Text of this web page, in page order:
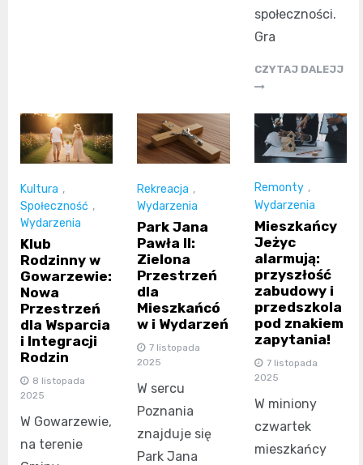
społeczności.
Gra
CZYTAJ DALEJJ
Kultura ,
Społeczność ,
Wydarzenia
Klub
Rodzinny w
Gowarzewie:
Nowa
Przestrzeń
dla Wsparcia
i Integracji
Rodzin
8 listopada
2025
W Gowarzewie,
na terenie
Rekreacja ,
Wydarzenia
Park Jana
Pawła II:
Zielona
Przestrzeń
dla
Mieszkańcó
w i Wydarzeń
7 listopada
2025
W sercu
Poznania
znajduje się
Park Jana
Remonty ,
Wydarzenia
Mieszkańcy
Jeżyc
alarmują:
przyszłość
zabudowy i
przedszkola
pod znakiem
zapytania!
7 listopada
2025
W miniony
czwartek
mieszkańcy